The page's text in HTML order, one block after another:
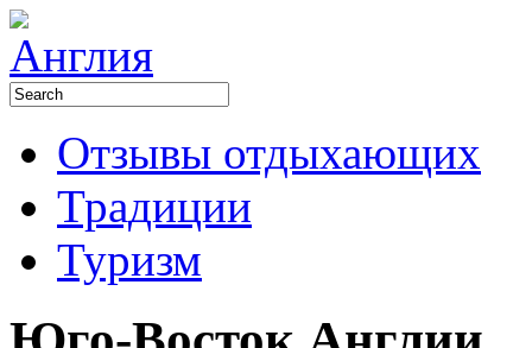
Отзывы отдыхающих
Традиции
Туризм